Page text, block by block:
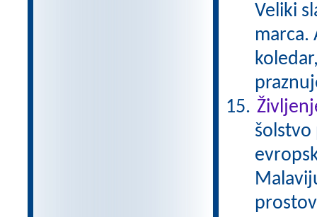
Veliki
marca.
šolstvo